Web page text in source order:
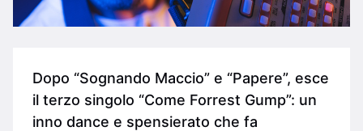
Dopo “Sognando Maccio” e “Papere”, esce
il terzo singolo “Come Forrest Gump”: un
inno dance e spensierato che fa